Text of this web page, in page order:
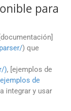
para
) que
), [ejemplos de
ejemplos de
integrar y usar